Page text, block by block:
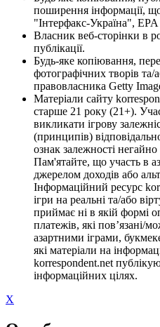
поширення інформації,
"Інтерфакс-Україна",
Власник веб-сторінки в
публікації.
Будь-яке копіювання,
фотографічних творів та/
правовласника Getty
Матеріали сайту
старше 21 року (21+).
викликати ігрову
(принципів)
ознак залежності негайно
Пам'ятайте, що участь в
джерелом доходів або
Інформаційний ресурс
ігри на реальні та/або
приймає ні в якій формі
платежів, які пов’язані/
азартними іграми,
які матеріали на
korrespondent.net
інформаційних цілях.
X